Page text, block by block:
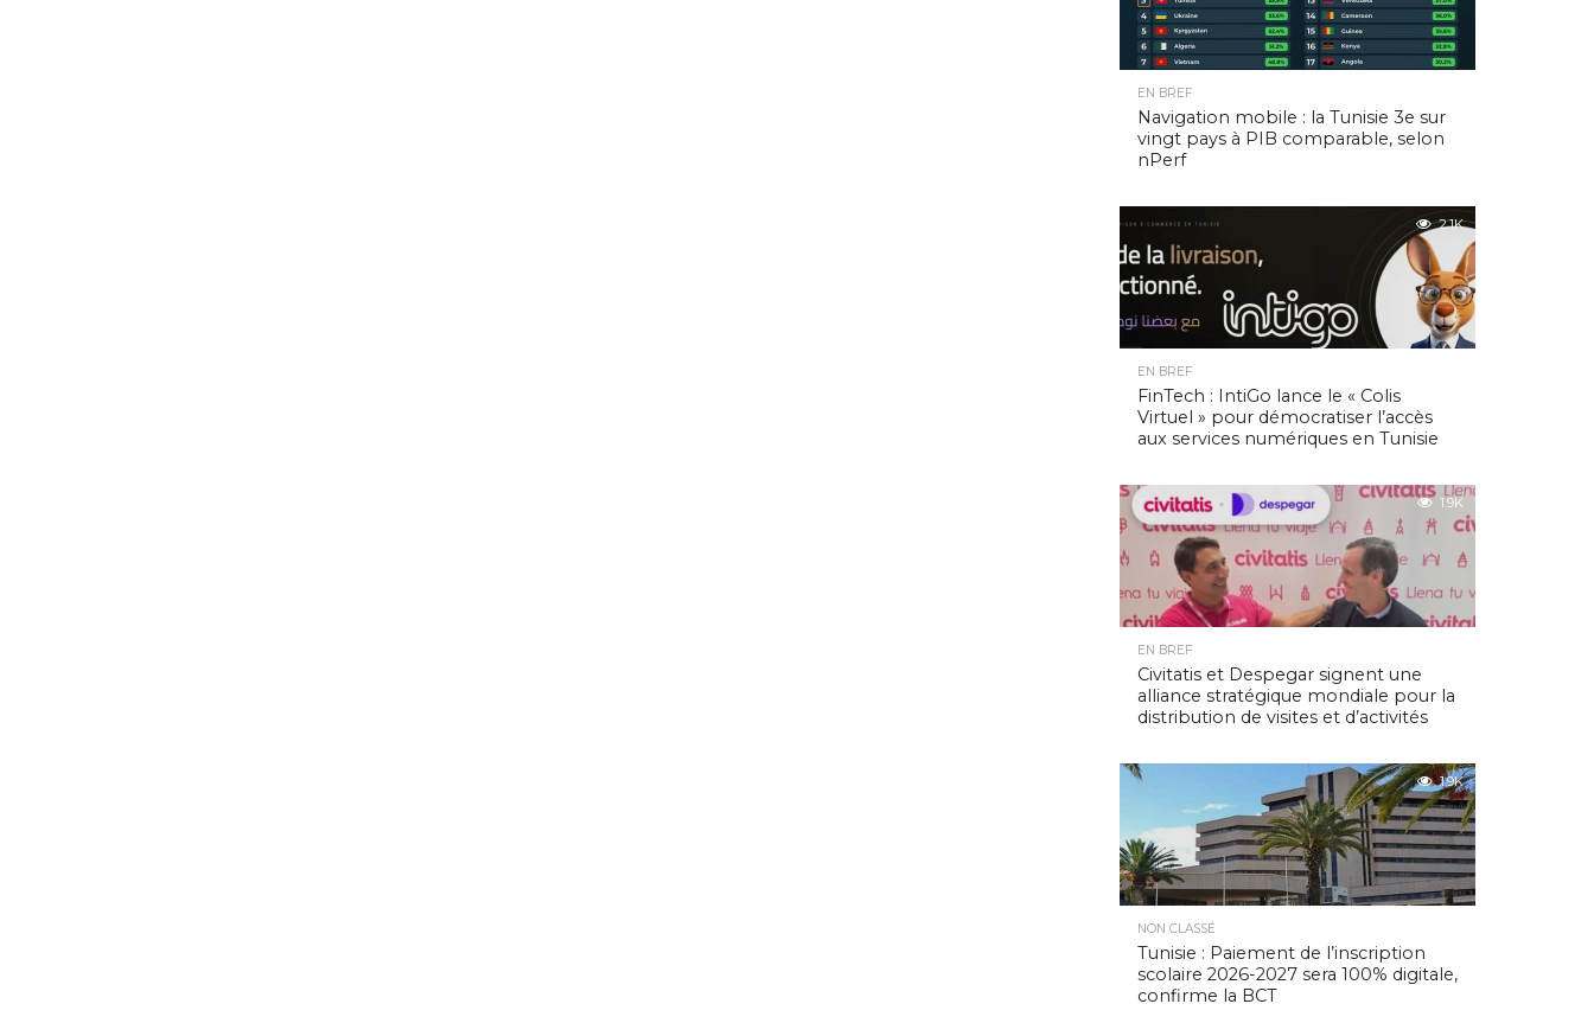
EN BREF
Navigation mobile : la Tunisie 3e sur
vingt pays à PIB comparable, selon
nPerf
2.1K
EN BREF
FinTech : IntiGo lance le « Colis
Virtuel » pour démocratiser l’accès
aux services numériques en Tunisie
1.9K
EN BREF
Civitatis et Despegar signent une
alliance stratégique mondiale pour la
distribution de visites et d’activités
1.9K
NON CLASSÉ
Tunisie : Paiement de l’inscription
scolaire 2026-2027 sera 100% digitale,
confirme la BCT